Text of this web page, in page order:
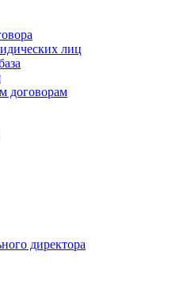
лиц
договорам
директора